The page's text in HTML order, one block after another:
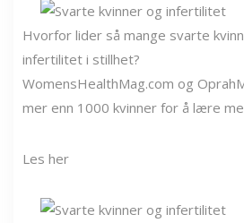
Hvorfor lider så mange svarte
infertilitet i stillhet?
WomensHealthMag.com og
mer enn 1000 kvinner for å lære
Les her